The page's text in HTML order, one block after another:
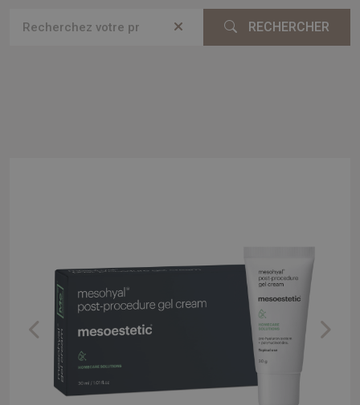
RECHERCHER
Previous Next